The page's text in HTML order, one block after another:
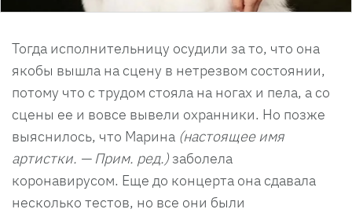
Тогда исполнительницу осудили за то, что она
якобы вышла на сцену в нетрезвом состоянии,
потому что с трудом стояла на ногах и пела, а со
сцены ее и вовсе вывели охранники. Но позже
выяснилось, что Марина (настоящее имя
артистки. — Прим. ред.) заболела
коронавирусом. Еще до концерта она сдавала
несколько тестов, но все они были